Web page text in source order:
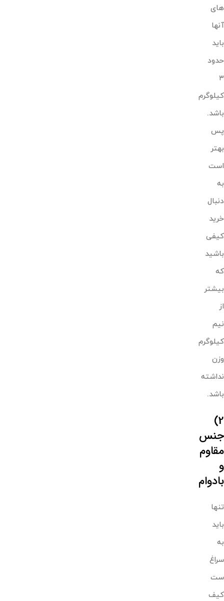
های
آنها
باید
حدود
۳
کیلوگرم
باشد.
پس
بهتر
است
به
دنبال
خرید
کیفی
باشید
که
بیشتر
از
نیم
کیلوگرم
وزن
نداشته
باشد.
2)
جنس
مقاوم
و
بادوام
تنها
باید
به
سراغ
ست
کیف